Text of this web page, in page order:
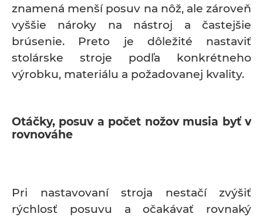
znamená menší posuv na nôž, ale zároveň
vyššie nároky na nástroj a častejšie
brúsenie. Preto je dôležité nastaviť
stolárske stroje podľa konkrétneho
výrobku, materiálu a požadovanej kvality.
Otáčky, posuv a počet nožov musia byť v
rovnováhe
Pri nastavovaní stroja nestačí zvýšiť
rýchlosť posuvu a očakávať rovnaký